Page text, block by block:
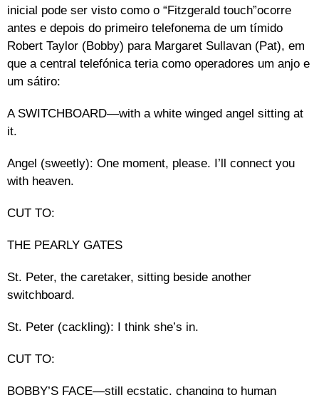
inicial pode ser visto como o “Fitzgerald touch”ocorre
antes e depois do primeiro telefonema de um tímido
Robert Taylor (Bobby) para Margaret Sullavan (Pat), em
que a central telefónica teria como operadores um anjo e
um sátiro:
A SWITCHBOARD—with a white winged angel sitting at
it.
Angel (sweetly): One moment, please. I’ll connect you
with heaven.
CUT TO:
THE PEARLY GATES
St. Peter, the caretaker, sitting beside another
switchboard.
St. Peter (cackling): I think she’s in.
CUT TO:
BOBBY’S FACE—still ecstatic, changing to human